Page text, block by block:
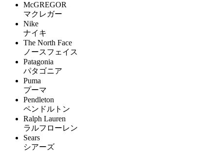
McGREGOR
マクレガー
Nike
ナイキ
The North Face
ノースフェイス
Patagonia
パタゴニア
Puma
プーマ
Pendleton
ペンドルトン
Ralph Lauren
ラルフローレン
Sears
シアーズ